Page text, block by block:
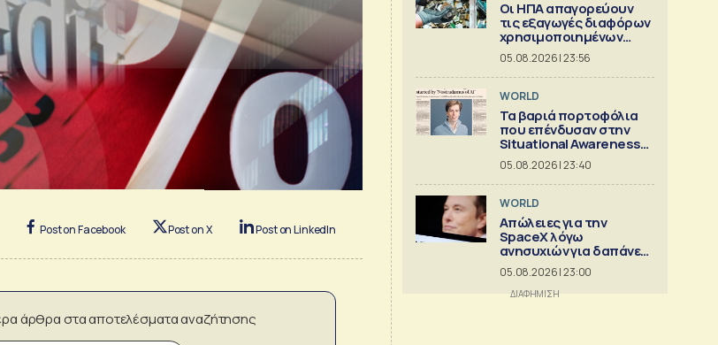
Post on Facebook Post on X Post on LinkedIn
άρθρα στα αποτελέσματα αναζήτησης
Οι ΗΠΑ απαγορεύουν
τις εξαγωγές διαφόρων
χρησιμοποιημένων
κρίσιμων ορυκτών
05.08.2026 | 23:56
WORLD
Τα βαριά πορτοφόλια
που επένδυσαν στην
Situational Awareness
πριν καταρρεύσει
05.08.2026 | 23:40
WORLD
Απώλειες για την
SpaceX λόγω
ανησυχιών για δαπάνες
ΑΙ
05.08.2026 | 23:00